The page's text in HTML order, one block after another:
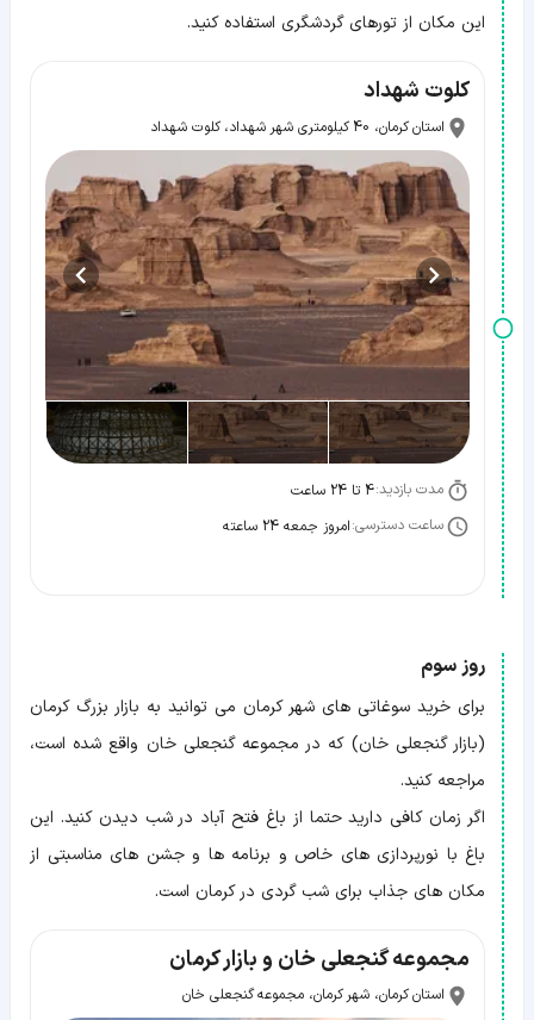
این مکان از تورهای گردشگری استفاده کنید.
کلوت شهداد
استان کرمان، 40 کیلومتری شهر شهداد، کلوت شهداد
مدت بازدید:4 تا 24 ساعت
ساعت دسترسی:امروز جمعه 24 ساعته
روز سوم
برای خرید سوغاتی های شهر کرمان می توانید به بازار بزرگ کرمان
(بازار گنجعلی خان) که در مجموعه گنجعلی خان واقع شده است،
مراجعه کنید.
اگر زمان کافی دارید حتما از باغ فتح آباد در شب دیدن کنید. این
باغ با نورپردازی های خاص و برنامه ها و جشن های مناسبتی از
مکان های جذاب برای شب گردی در کرمان است.
مجموعه گنجعلی خان و بازار کرمان
استان کرمان، شهر کرمان، مجموعه گنجعلی خان